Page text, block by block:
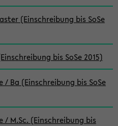
(Einschreibung bis SoSe
bis SoSe 2015)
Ba (Einschreibung bis SoSe
M.Sc. (Einschreibung bis